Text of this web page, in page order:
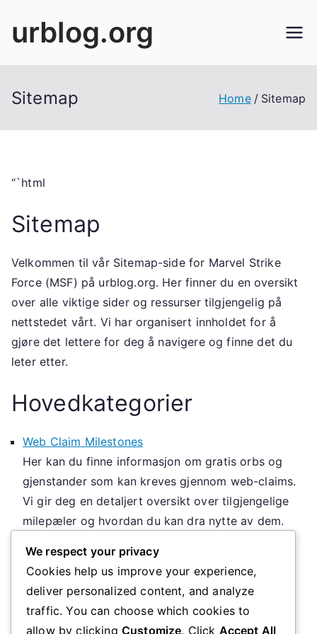
urblog.org
Sitemap Home Sitemap
“`html
Sitemap
Velkommen til vår Sitemap-side for Marvel Strike
Force (MSF) på urblog.org. Her finner du en oversikt
over alle viktige sider og ressurser tilgjengelig på
nettstedet vårt. Vi har organisert innholdet for å
gjøre det lettere for deg å navigere og finne det du
leter etter.
Hovedkategorier
Web Claim Milestones
Her kan du finne informasjon om gratis orbs og
gjenstander som kan kreves gjennom web-claims.
Vi gir deg en detaljert oversikt over tilgjengelige
milepæler og hvordan du kan dra nytte av dem.
Oppdag de nyeste promo kodene og
kampanjetilbudene for Marvel Strike Force. Vi
oppdaterer jevnlig med nye koder som gir deg
ekstra fordeler i spillet.
We respect your privacy
Cookies help us improve your experience,
deliver personalized content, and analyze
traffic. You can choose which cookies to
allow by clicking Customize. Click Accept All